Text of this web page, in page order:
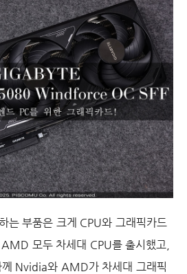
는 부품은 크게 CPU와 그래픽카드
모두 차세대 CPU를 출시했고,
Nvidia와 AMD가 차세대 그래픽